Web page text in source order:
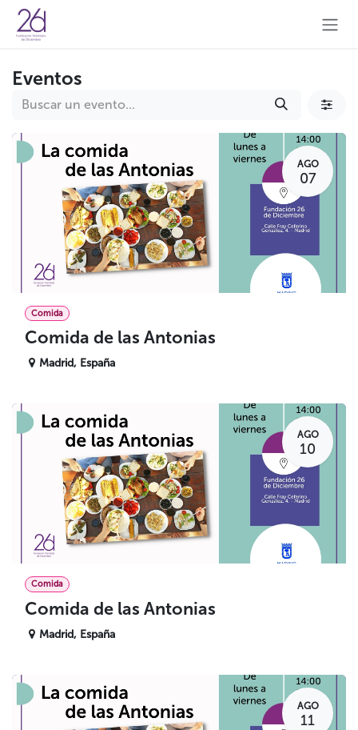
Ir al contenido
Eventos
AGO
07
Comida
Comida de las Antonias
Madrid, España
AGO
10
Comida
Comida de las Antonias
Madrid, España
AGO
11